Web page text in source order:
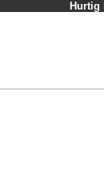
Hurtig